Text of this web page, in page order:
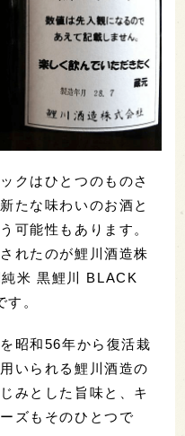
クはひとつのものさ
たな味わいのお酒と
可能性もあります。
れたのが鯉川酒造株
米 黒鯉川 BLACK
。
昭和56年から復活栽
いられる鯉川酒造の
みとした旨味と、キ
ズもそのひとつで